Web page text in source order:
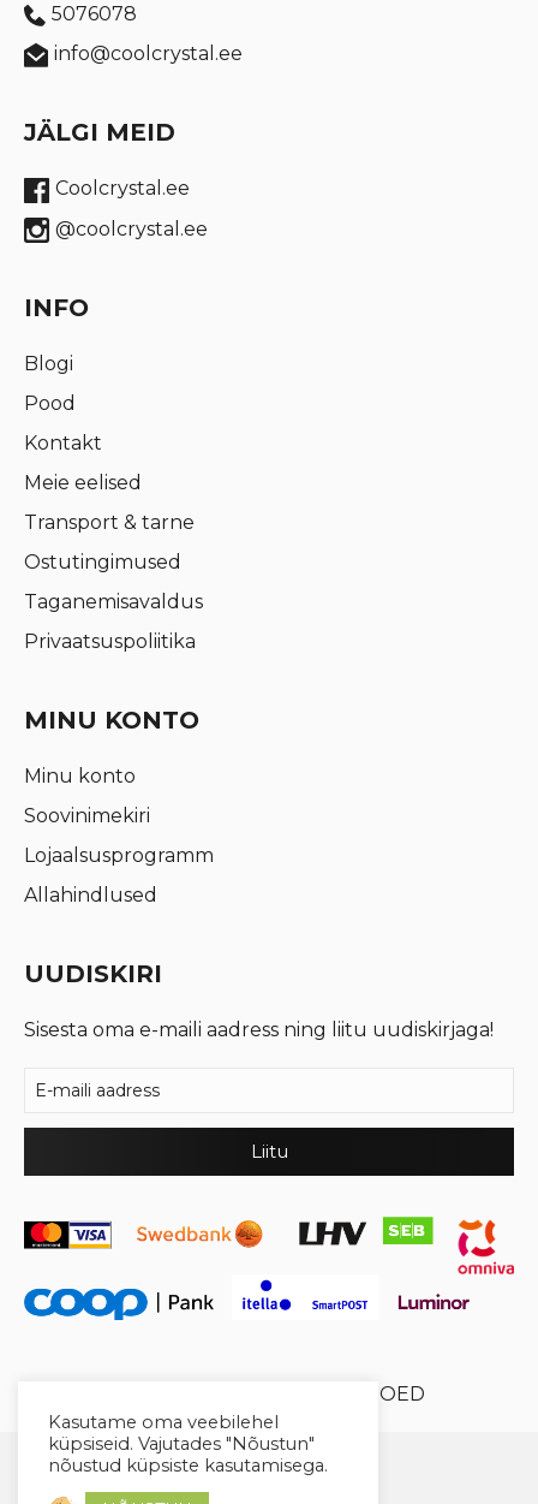
5076078
info@coolcrystal.ee
JÄLGI MEID
Coolcrystal.ee
@coolcrystal.ee
INFO
Blogi
Pood
Kontakt
Meie eelised
Transport & tarne
Ostutingimused
Taganemisavaldus
Privaatsuspoliitika
MINU KONTO
Minu konto
Soovinimekiri
Lojaalsusprogramm
Allahindlused
UUDISKIRI
Sisesta oma e-maili aadress ning liitu uudiskirjaga!
XYSUM E-POED
Kasutame oma veebilehel
küpsiseid. Vajutades "Nõustun"
nõustud küpsiste kasutamisega.